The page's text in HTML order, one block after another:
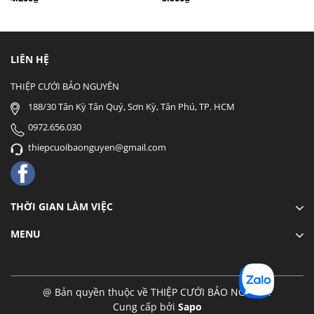
LIÊN HỆ
THIỆP CƯỚI BẢO NGUYÊN
188/30 Tân Kỳ Tân Quý, Sơn Kỳ, Tân Phú, TP. HCM
0972.656.030
thiepcuoibaonguyen@gmail.com
THỜI GIAN LÀM VIỆC
MENU
@ Bản quyền thuộc về THIỆP CƯỚI BẢO NGUYÊN
Cung cấp bởi Sapo